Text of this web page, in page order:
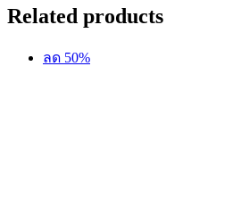
Related products
ลด 50%